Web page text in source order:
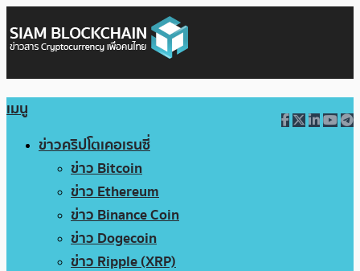
เมนู
ข่าวคริปโตเคอเรนซี่
ข่าว Bitcoin
ข่าว Ethereum
ข่าว Binance Coin
ข่าว Dogecoin
ข่าว Ripple (XRP)